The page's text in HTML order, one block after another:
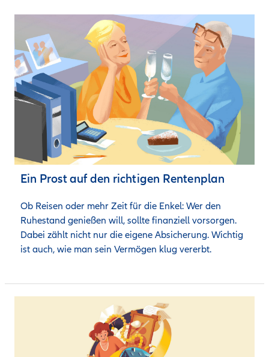
Ein Prost auf den richtigen Rentenplan
Ob Reisen oder mehr Zeit für die Enkel: Wer den
Ruhestand genießen will, sollte finanziell vorsorgen.
Dabei zählt nicht nur die eigene Absicherung. Wichtig
ist auch, wie man sein Vermögen klug vererbt.